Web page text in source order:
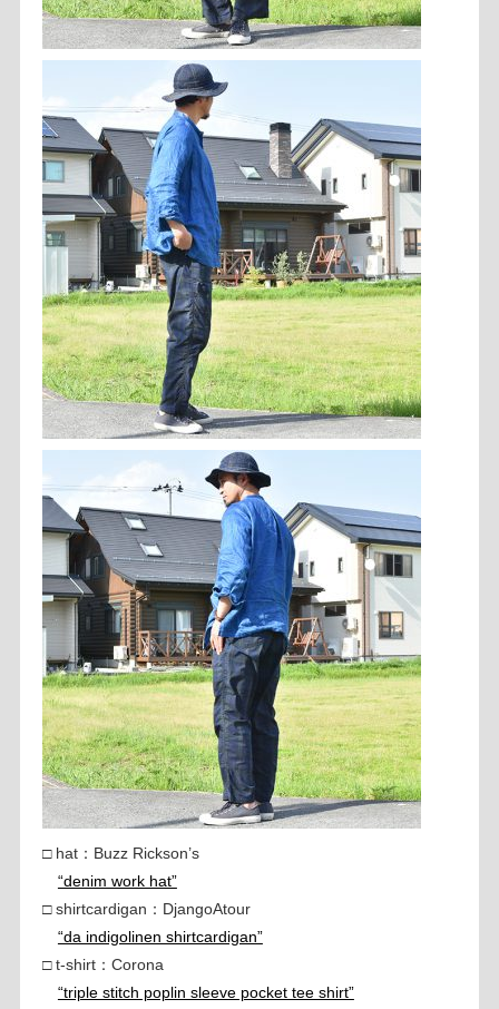
□ hat：Buzz Rickson’s
“denim work hat”
□ shirtcardigan：DjangoAtour
“da indigolinen shirtcardigan”
□ t-shirt：Corona
“triple stitch poplin sleeve pocket tee shirt”